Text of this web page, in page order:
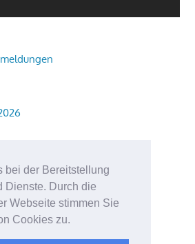
bei der Bereitstellung
Dienste. Durch die
Webseite stimmen Sie
Cookies zu.
starten